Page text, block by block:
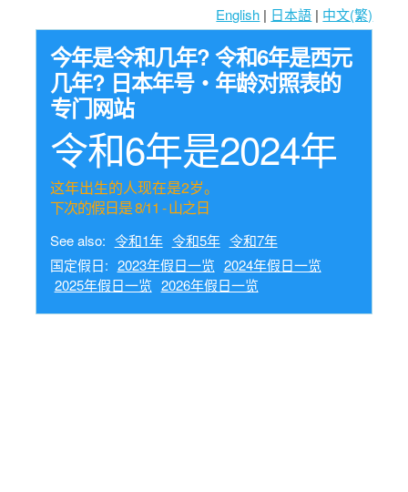
English | 日本語 | 中文(繁)
今年是令和几年? 令和6年是西元
几年? 日本年号・年龄对照表的
专门网站
令和6年是2024年
这年出生的人现在是2岁。
下次的假日是 8/11 - 山之日
See also: 令和1年 令和5年 令和7年
国定假日: 2023年假日一览 2024年假日一览
2025年假日一览 2026年假日一览